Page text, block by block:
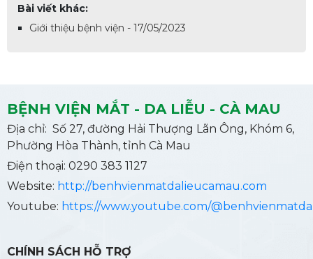
Bài viết khác:
Giới thiệu bệnh viện - 17/05/2023
BỆNH VIỆN MẮT - DA LIỄU - CÀ MAU
Địa chỉ: Số 27, đường Hải Thượng Lãn Ông, Khóm 6,
Phường Hòa Thành, tỉnh Cà Mau
Điện thoại: 0290 383 1127
Website: http://benhvienmatdalieucamau.com
Youtube: https://www.youtube.com/
CHÍNH SÁCH HỖ TRỢ